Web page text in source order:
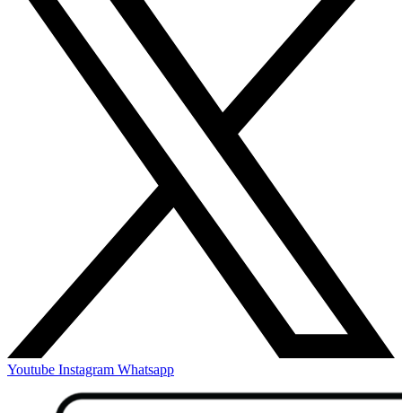
Youtube Instagram Whatsapp